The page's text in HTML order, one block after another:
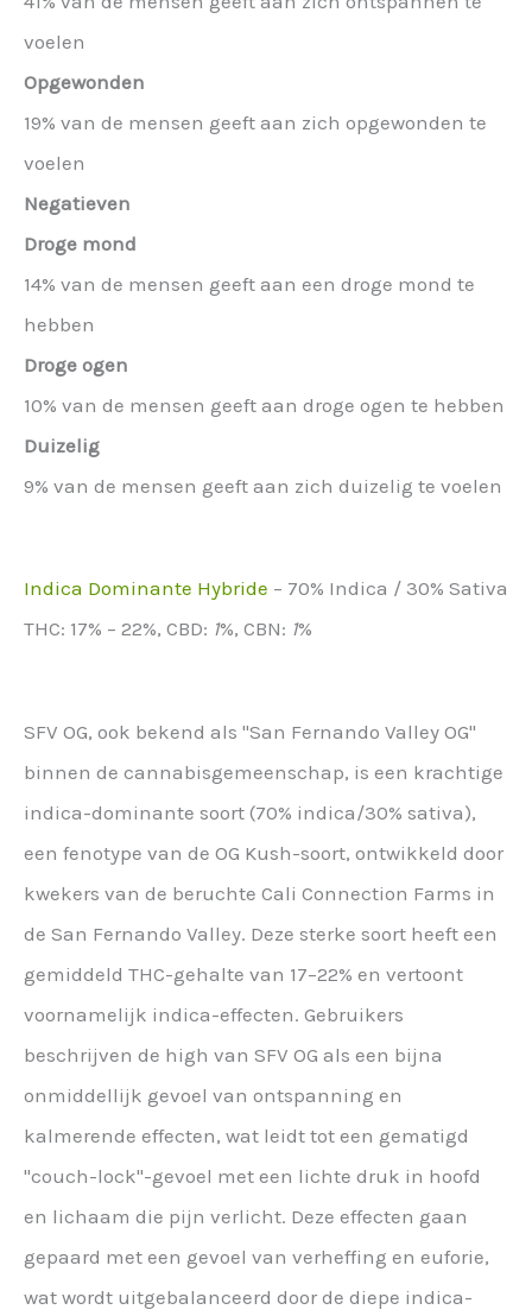
voelen
Opgewonden
19% van de mensen geeft aan zich opgewonden te
voelen
Negatieven
Droge mond
14% van de mensen geeft aan een droge mond te
hebben
Droge ogen
10% van de mensen geeft aan droge ogen te hebben
Duizelig
9% van de mensen geeft aan zich duizelig te voelen
Indica Dominante Hybride – 70% Indica / 30% Sativa
THC: 17% – 22%, CBD: 1%, CBN: 1%
SFV OG, ook bekend als "San Fernando Valley OG"
binnen de cannabisgemeenschap, is een krachtige
indica-dominante soort (70% indica/30% sativa),
een fenotype van de OG Kush-soort, ontwikkeld door
kwekers van de beruchte Cali Connection Farms in
de San Fernando Valley. Deze sterke soort heeft een
gemiddeld THC-gehalte van 17–22% en vertoont
voornamelijk indica-effecten. Gebruikers
beschrijven de high van SFV OG als een bijna
onmiddellijk gevoel van ontspanning en
kalmerende effecten, wat leidt tot een gematigd
"couch-lock"-gevoel met een lichte druk in hoofd
en lichaam die pijn verlicht. Deze effecten gaan
gepaard met een gevoel van verheffing en euforie,
wat wordt uitgebalanceerd door de diepe indica-